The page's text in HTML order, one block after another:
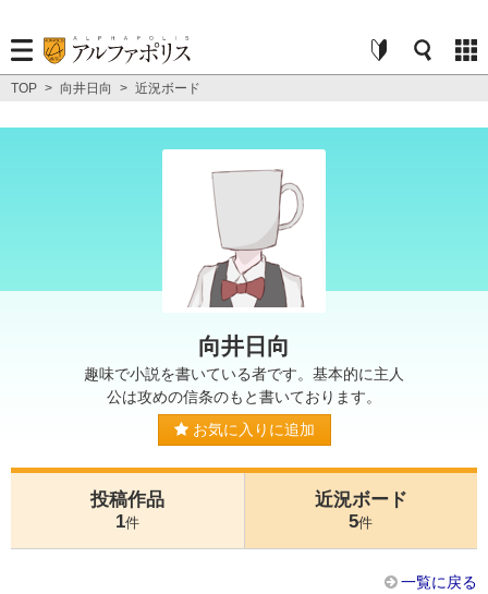
TOP > 向井日向 > 近況ボード
向井日向
趣味で小説を書いている者です。基本的に主人
公は攻めの信条のもと書いております。
お気に入りに追加
投稿作品
1件
近況ボード
5件
一覧に戻る